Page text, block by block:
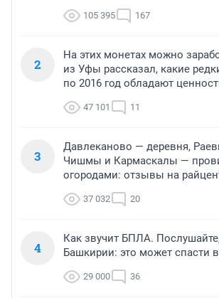
105 395 167
2
На этих монетах можно
из Уфы рассказал, какие
по 2016 год обладают
47 101 11
3
Давлеканово — деревня,
Чишмы и Кармаскалы —
огородами: отзывы на
37 032 20
4
Как звучит БПЛА.
Башкирии: это может спасти
29 000 36